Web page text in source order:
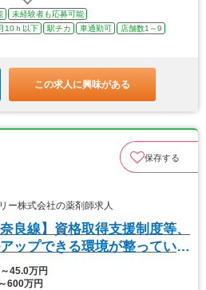
未経験者も応募可能
10ｈ以下 駅チカ 車通勤可
店舗数1～9
この求人に興味がある
保存する
株式会社の薬剤師求人
良線】資格取得支援制度等、
ップできる環境が整っていま
45.0万円
600万円